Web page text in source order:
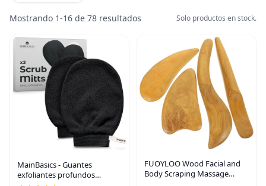
Mostrando 1-16 de 78 resultados Solo productos en stock.
MainBasics - Guantes
exfoliantes profundos
FUOYLOO Wood Facial and
Body Scraping Massage